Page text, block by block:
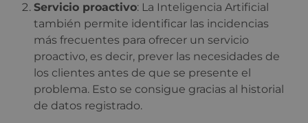
Servicio proactivo: La Inteligencia Artificial
también permite identificar las incidencias
más frecuentes para ofrecer un servicio
proactivo, es decir, prever las necesidades de
los clientes antes de que se presente el
problema. Esto se consigue gracias al historial
de datos registrado.